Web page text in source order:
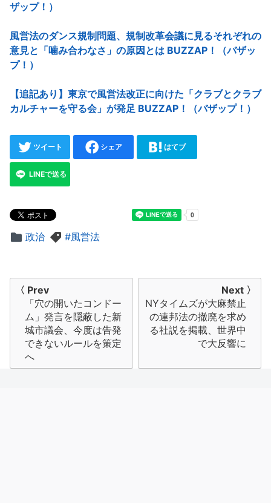
ザップ！）
風営法のダンス規制問題、規制改革会議に見るそれぞれの
意見と「噛み合わなさ」の原因とは BUZZAP！（バザッ
プ！）
【追記あり】東京で風営法改正に向けた「クラブとクラブ
カルチャーを守る会」が発足 BUZZAP！（バザップ！）
ツイート シェア はてブ
LINEで送る
政治 風営法
〈 Prev
「穴の開いたコンドー
ム」発言を隠蔽した新
城市議会、今度は告発
できないルールを策定
へ
Next 〉
NYタイムズが大麻禁止
の連邦法の撤廃を求め
る社説を掲載、世界中
で大反響に